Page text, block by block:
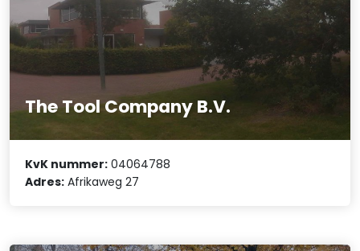
The Tool Company B.V.
KvK nummer: 04064788
Adres: Afrikaweg 27